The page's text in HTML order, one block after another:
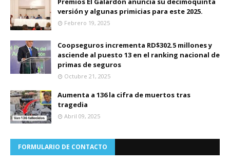
versión y algunas primicias para este 2025.
Febrero 19, 2025
Coopseguros incrementa RD$302.5 millones y
asciende al puesto 13 en el ranking nacional de
primas de seguros
Octubre 21, 2025
Aumenta a 136 la cifra de muertos tras
tragedia
Abril 09, 2025
FORMULARIO DE CONTACTO